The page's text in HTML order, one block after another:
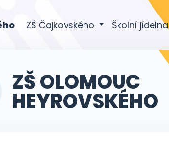
(current)
ZŠ Čajkovského Školní jídelna
ZŠ OLOMOUC
HEYROVSKÉHO